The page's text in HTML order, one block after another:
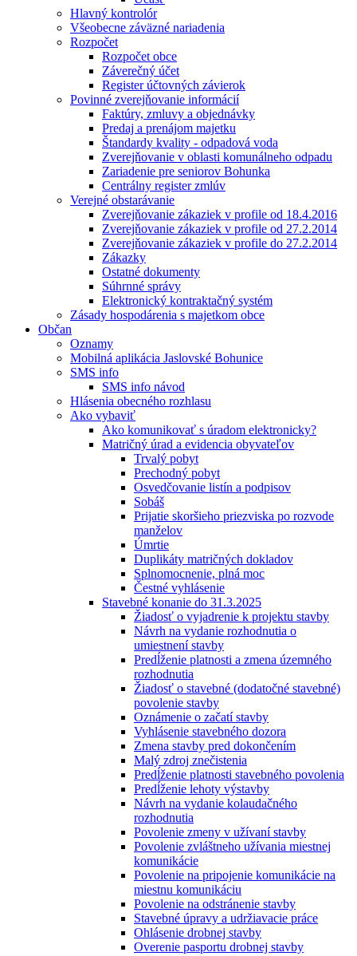
Hlavný kontrolór
Všeobecne záväzné nariadenia
Rozpočet
Rozpočet obce
Záverečný účet
Register účtovných závierok
Povinné zverejňovanie informácií
Faktúry, zmluvy a objednávky
Predaj a prenájom majetku
Štandardy kvality - odpadová voda
Zverejňovanie v oblasti komunálneho odpadu
Zariadenie pre seniorov Bohunka
Centrálny register zmlúv
Verejné obstarávanie
Zverejňovanie zákaziek v profile od 18.4.2016
Zverejňovanie zákaziek v profile od 27.2.2014
Zverejňovanie zákaziek v profile do 27.2.2014
Zákazky
Ostatné dokumenty
Súhrnné správy
Elektronický kontraktačný systém
Zásady hospodárenia s majetkom obce
Občan
Oznamy
Mobilná aplikácia Jaslovské Bohunice
SMS info
SMS info návod
Hlásenia obecného rozhlasu
Ako vybaviť
Ako komunikovať s úradom elektronicky?
Matričný úrad a evidencia obyvateľov
Trvalý pobyt
Prechodný pobyt
Osvedčovanie listín a podpisov
Sobáš
Prijatie skoršieho priezviska po rozvode
manželov
Úmrtie
Duplikáty matričných dokladov
Splnomocnenie, plná moc
Čestné vyhlásenie
Stavebné konanie do 31.3.2025
Žiadosť o vyjadrenie k projektu stavby
Návrh na vydanie rozhodnutia o
umiestnení stavby
Predĺženie platnosti a zmena územného
rozhodnutia
Žiadosť o stavebné (dodatočné stavebné)
povolenie stavby
Oznámenie o začatí stavby
Vyhlásenie stavebného dozora
Zmena stavby pred dokončením
Malý zdroj znečistenia
Predĺženie platnosti stavebného povolenia
Predĺženie lehoty výstavby
Návrh na vydanie kolaudačného
rozhodnutia
Povolenie zmeny v užívaní stavby
Povolenie zvláštneho užívania miestnej
komunikácie
Povolenie na pripojenie komunikácie na
miestnu komunikáciu
Povolenie na odstránenie stavby
Stavebné úpravy a udržiavacie práce
Ohlásenie drobnej stavby
Overenie pasportu drobnej stavby